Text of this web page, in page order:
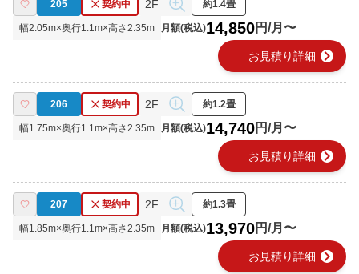
205 契約中 2F 約1.4畳
幅2.05m×奥行1.1m×高さ2.35m 月額(税込)14,850円/月〜
お見積り詳細 chevron_right
206 契約中 2F 約1.2畳
幅1.75m×奥行1.1m×高さ2.35m 月額(税込)14,740円/月〜
お見積り詳細 chevron_right
207 契約中 2F 約1.3畳
幅1.85m×奥行1.1m×高さ2.35m 月額(税込)13,970円/月〜
お見積り詳細 chevron_right